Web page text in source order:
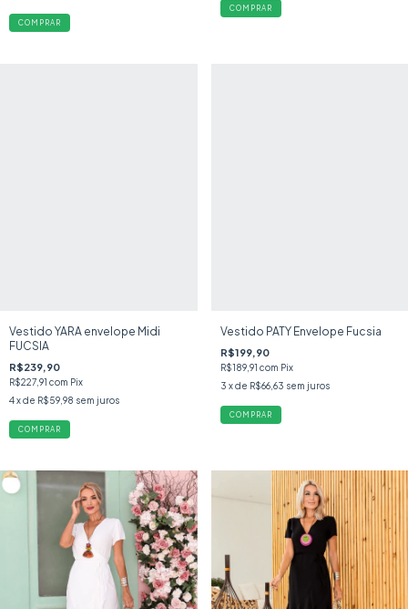
COMPRAR
COMPRAR
Vestido YARA envelope Midi
FUCSIA
R$239,90
R$227,91 com Pix
4x de R$59,98 sem juros
COMPRAR
Vestido PATY Envelope Fucsia
R$199,90
R$189,91 com Pix
3 x de R$66,63 sem juros
COMPRAR